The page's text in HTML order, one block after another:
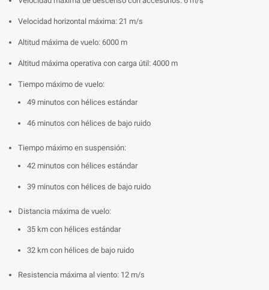
Velocidad horizontal máxima: 21 m/s
Altitud máxima de vuelo: 6000 m
Altitud máxima operativa con carga útil: 4000 m
Tiempo máximo de vuelo:
49 minutos con hélices estándar
46 minutos con hélices de bajo ruido
Tiempo máximo en suspensión:
42 minutos con hélices estándar
39 minutos con hélices de bajo ruido
Distancia máxima de vuelo:
35 km con hélices estándar
32 km con hélices de bajo ruido
Resistencia máxima al viento: 12 m/s